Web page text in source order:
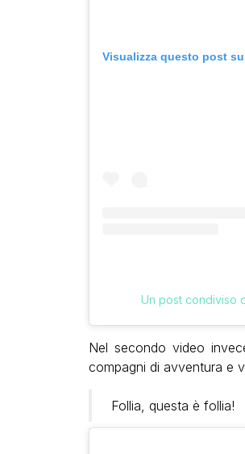
Visualizza questo post
Un post condiviso
Nel secondo video
compagni di avventura e
Follia, questa è follia!